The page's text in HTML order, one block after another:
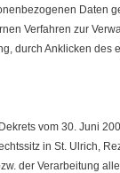
Daten
Verfahren zur
durch Anklicken des
vom 30. Juni
in St. Ulrich,
der Verarbeitung